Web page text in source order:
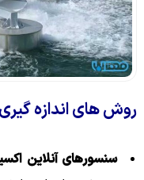
روش های اندازه
سنسورهای آنلاین